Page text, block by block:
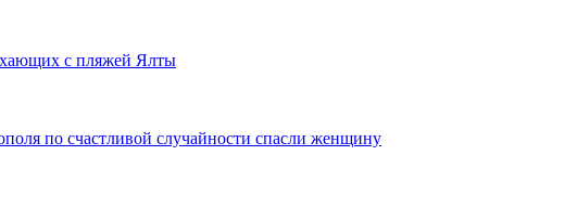
с пляжей Ялты
по счастливой случайности спасли женщину